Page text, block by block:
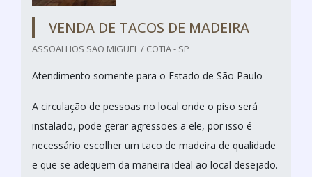
VENDA DE TACOS DE MADEIRA
ASSOALHOS SAO MIGUEL / COTIA - SP
Atendimento somente para o Estado de São Paulo
A circulação de pessoas no local onde o piso será
instalado, pode gerar agressões a ele, por isso é
necessário escolher um taco de madeira de qualidade
e que se adequem da maneira ideal ao local desejado.